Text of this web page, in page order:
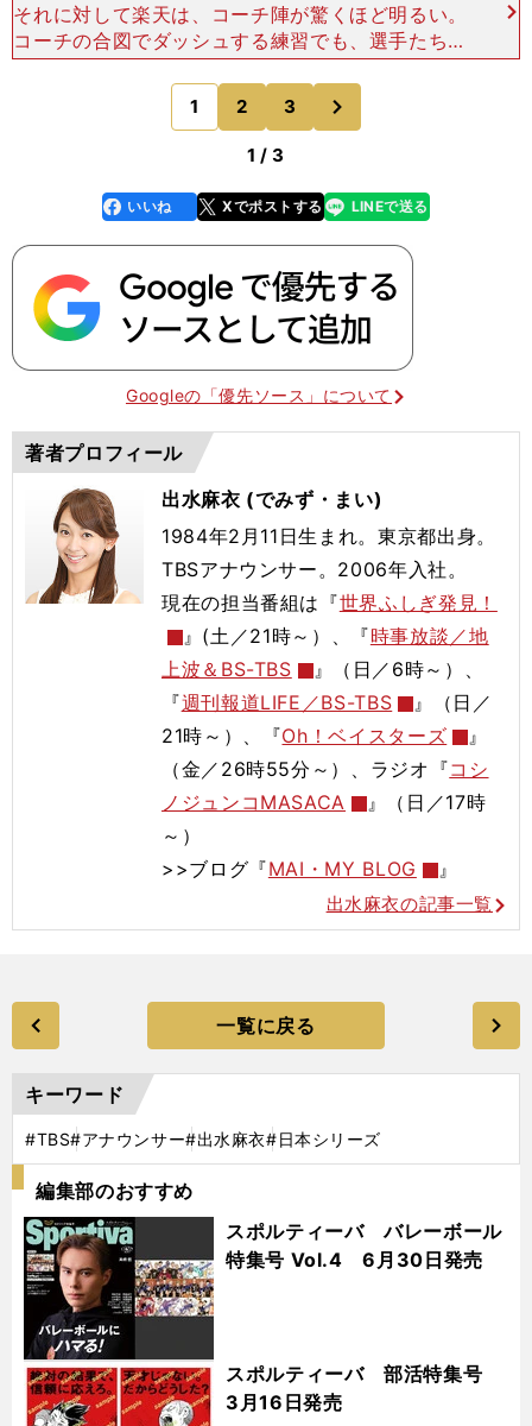
それに対して楽天は、コーチ陣が驚くほど明るい。
コーチの合図でダッシュする練習でも、選手たちを
取材陣の方に向かせて、「誰でもいいから向こうの
誰かを見て」と言ってから、選手の視界の端で手を
開いてスタートの
1 2 3
1 / 3
faceboo
k
いいね Xでポストする
line LINEで送る
Googleの「優先ソース」について
著者プロフィール
出水麻衣 (でみず・まい)
1984年2月11日生まれ。東京都出身。
TBSアナウンサー。2006年入社。
現在の担当番組は『世界ふしぎ発見！
』(土／21時～）、『時事放談／地
上波＆BS-TBS
』（日／6時～）、
『週刊報道LIFE／BS-TBS
』（日／
21時～）、『Oh！ベイスターズ
』
（金／26時55分～）、ラジオ『コシ
ノジュンコMASACA
』（日／17時
～）
>>ブログ『MAI・MY BLOG 』
出水麻衣の記事一覧
一覧に戻る
キーワード
#TBS#アナウンサー#出水麻衣#日本シリーズ
編集部のおすすめ
スポルティーバ バレーボール
特集号 Vol.4 6月30日発売
スポルティーバ 部活特集号
3月16日発売